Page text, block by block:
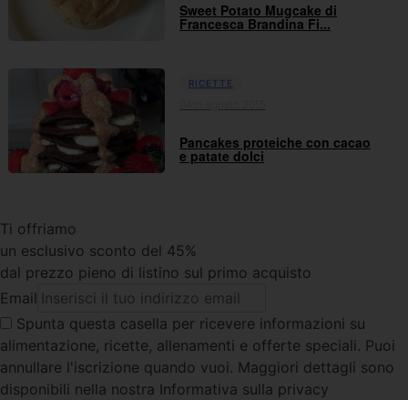
Sweet Potato Mugcake di
Francesca Brandina Fi...
RICETTE
Pancakes proteiche con cacao
e patate dolci
Ti offriamo
un esclusivo sconto del 45%
dal prezzo pieno di listino sul primo acquisto
Email
Spunta questa casella per ricevere informazioni su
alimentazione, ricette, allenamenti e offerte speciali. Puoi
annullare l'iscrizione quando vuoi. Maggiori dettagli sono
disponibili nella nostra Informativa sulla privacy